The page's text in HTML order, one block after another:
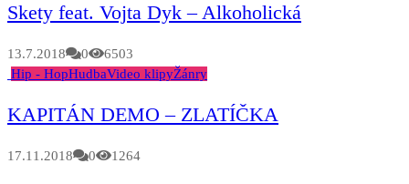
Skety feat. Vojta Dyk – Alkoholická
13.7.2018 0
6503
Hip - HopHudbaVideo klipyŽánry
KAPITÁN DEMO – ZLATÍČKA
17.11.2018 0 1264